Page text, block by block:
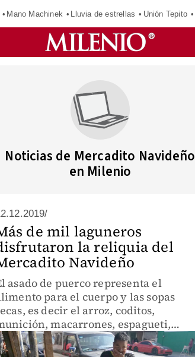
Mano Machinek Lluvia de estrellas Unión Tepito
Noticias de Mercadito Navideño
en Milenio
de mil laguneros
la reliquia del
Navideño
asado de puerco representa el
para el cuerpo y las sopas
es decir el arroz, coditos,
macarrones, espagueti,
el alimento del alma.